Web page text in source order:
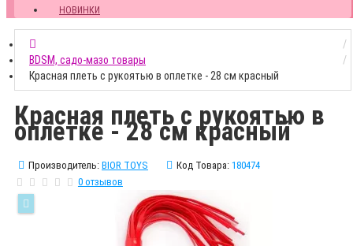
НОВИНКИ
BDSM, садо-мазо товары
Красная плеть с рукоятью в оплетке - 28 см красный
Красная плеть с рукоятью в
оплетке - 28 см красный
Производитель: BIOR TOYS Код Товара: 180474
0 отзывов